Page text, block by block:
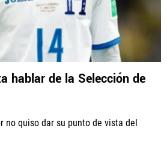
hablar de la Selección de
no quiso dar su punto de vista del